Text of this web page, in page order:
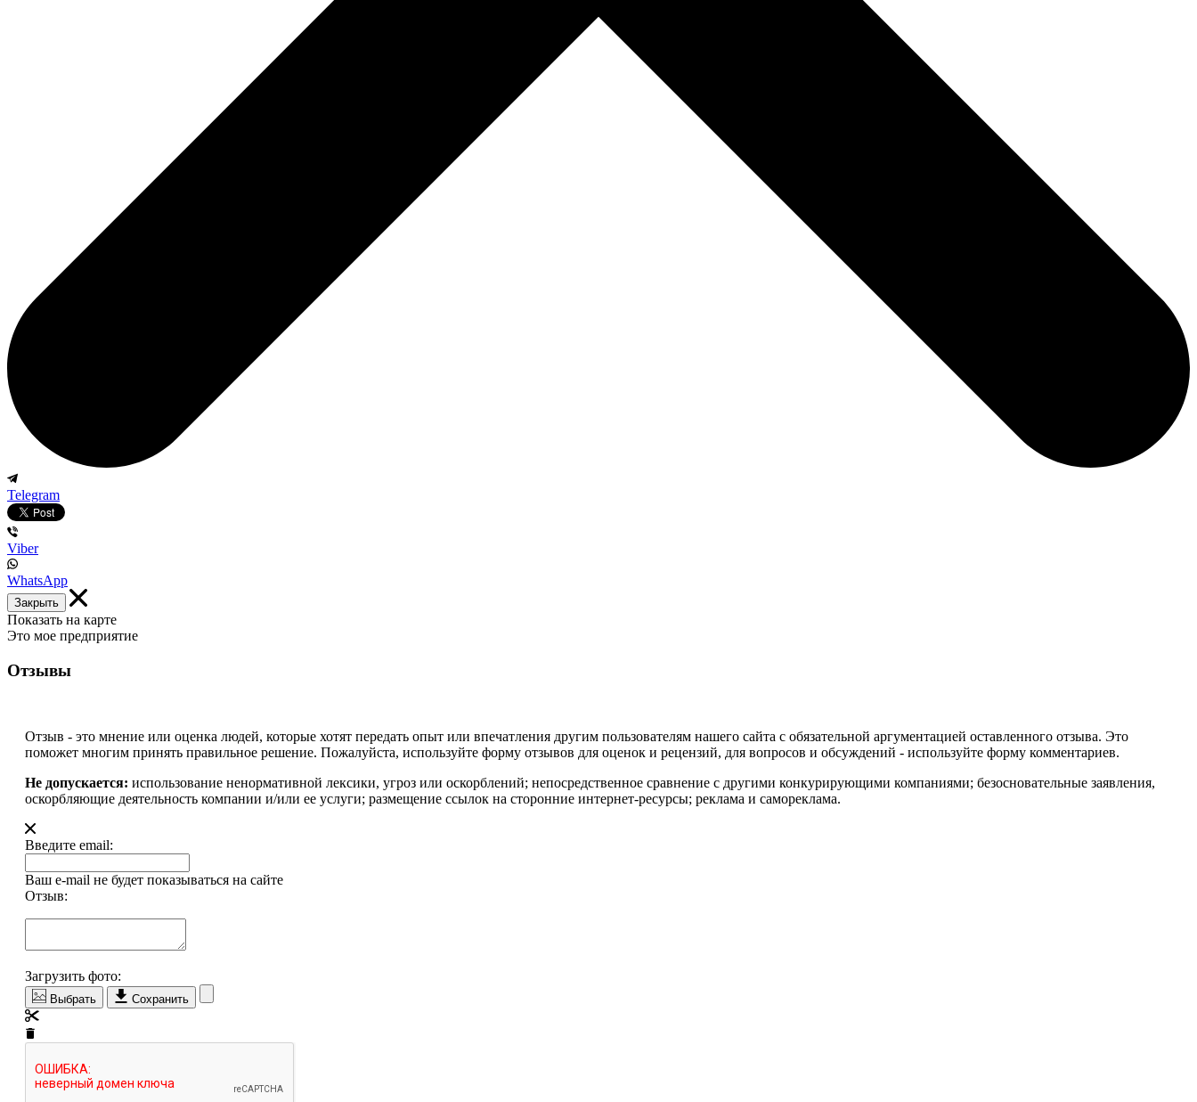
Telegram
Viber
WhatsApp
Закрыть
Показать на карте
Это мое предприятие
Отзывы
Отзыв - это мнение или оценка людей, которые хотят передать опыт или впечатления другим пользователям нашего сайта с обязательной аргументацией оставленного отзыва. Это
поможет многим принять правильное решение. Пожалуйста, используйте форму отзывов для оценок и рецензий, для вопросов и обсуждений - используйте форму комментариев.
Не допускается: использование ненормативной лексики, угроз или оскорблений; непосредственное сравнение с другими конкурирующими компаниями; безосновательные заявления,
оскорбляющие деятельность компании и/или ее услуги; размещение ссылок на сторонние интернет-ресурсы; реклама и самореклама.
Введите email:
Ваш e-mail не будет показываться на сайте
Отзыв:
Загрузить фото:
Выбрать Сохранить